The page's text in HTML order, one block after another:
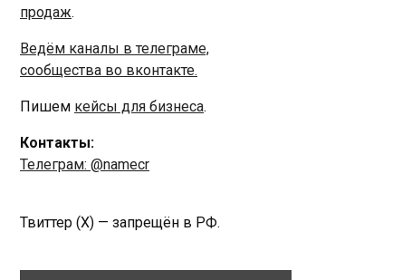
продаж.
Ведём каналы в телеграме,
сообщества во вконтакте.
Пишем кейсы для бизнеса.
Контакты:
Телеграм: @namecr
Твиттер (Х) — запрещён в РФ.